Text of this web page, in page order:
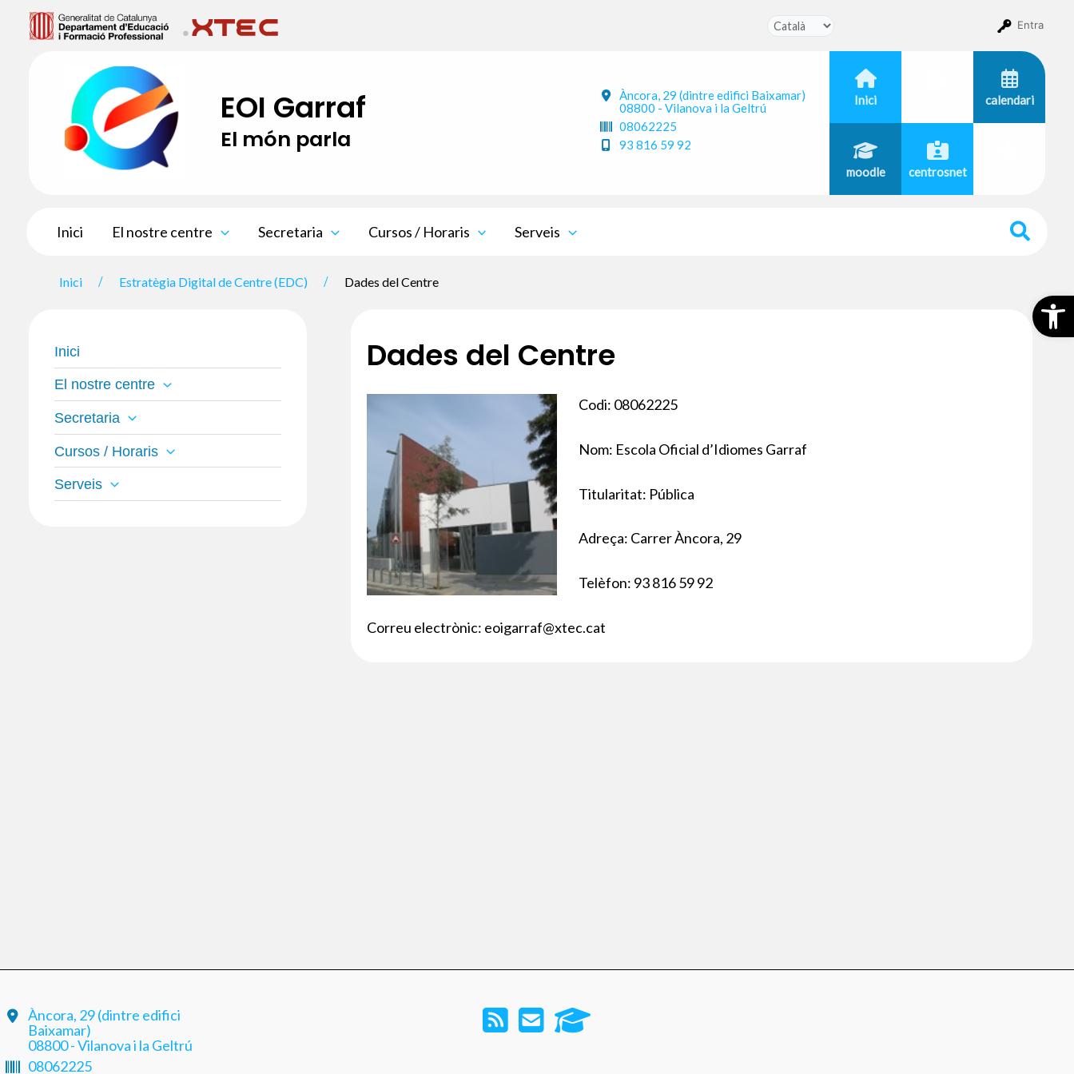
Entra
EOI Garraf
El món parla
Àncora, 29 (dintre edifici Baixamar)
08800 - Vilanova i la Geltrú
08062225
93 816 59 92
Inici calendari
moodle centrosnet
Inici El nostre centre Secretaria Cursos / Horaris Serveis
Inici Estratègia Digital de Centre (EDC) Dades del Centre
Inici
El nostre centre
Secretaria
Cursos / Horaris
Serveis
Dades del Centre
Codi: 08062225
Nom: Escola Oficial d’Idiomes Garraf
Titularitat: Pública
Adreça: Carrer Àncora, 29
Telèfon: 93 816 59 92
Correu electrònic: eoigarraf@xtec.cat
Àncora, 29 (dintre edifici
Baixamar)
08800 - Vilanova i la Geltrú
08062225